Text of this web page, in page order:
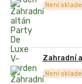
Není
Zahradní
Není